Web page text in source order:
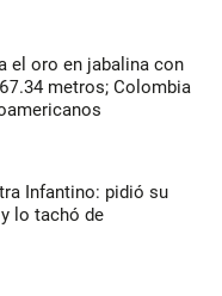
el oro en jabalina con
metros; Colombia
Infantino: pidió su
lo tachó de